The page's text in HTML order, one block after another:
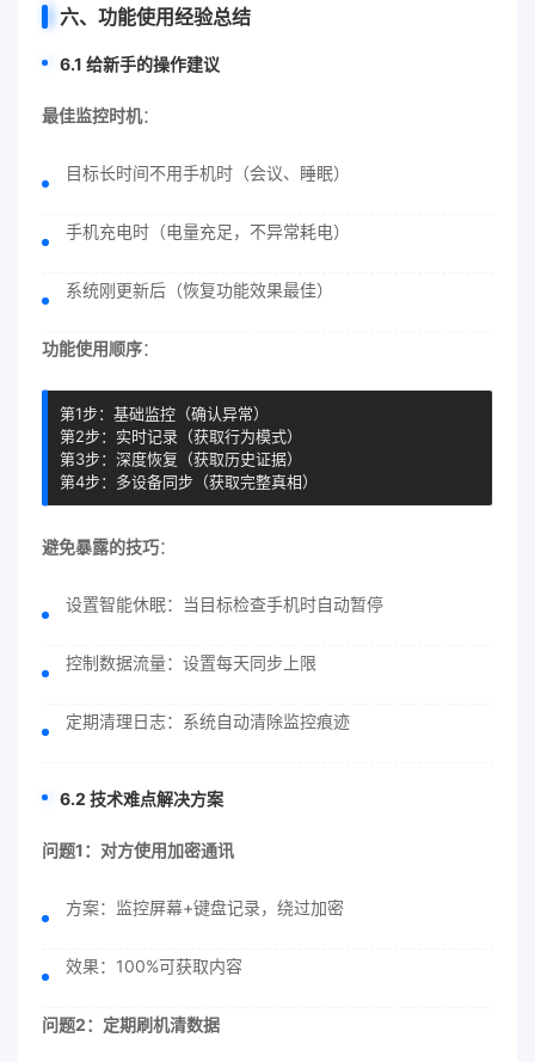
六、功能使用经验总结
6.1 给新手的操作建议
最佳监控时机：
目标长时间不用手机时（会议、睡眠）
手机充电时（电量充足，不异常耗电）
系统刚更新后（恢复功能效果最佳）
功能使用顺序：
第1步：基础监控（确认异常）
第2步：实时记录（获取行为模式）
第3步：深度恢复（获取历史证据）
第4步：多设备同步（获取完整真相）
避免暴露的技巧：
设置智能休眠：当目标检查手机时自动暂停
控制数据流量：设置每天同步上限
定期清理日志：系统自动清除监控痕迹
6.2 技术难点解决方案
问题1：对方使用加密通讯
方案：监控屏幕+键盘记录，绕过加密
效果：100%可获取内容
问题2：定期刷机清数据